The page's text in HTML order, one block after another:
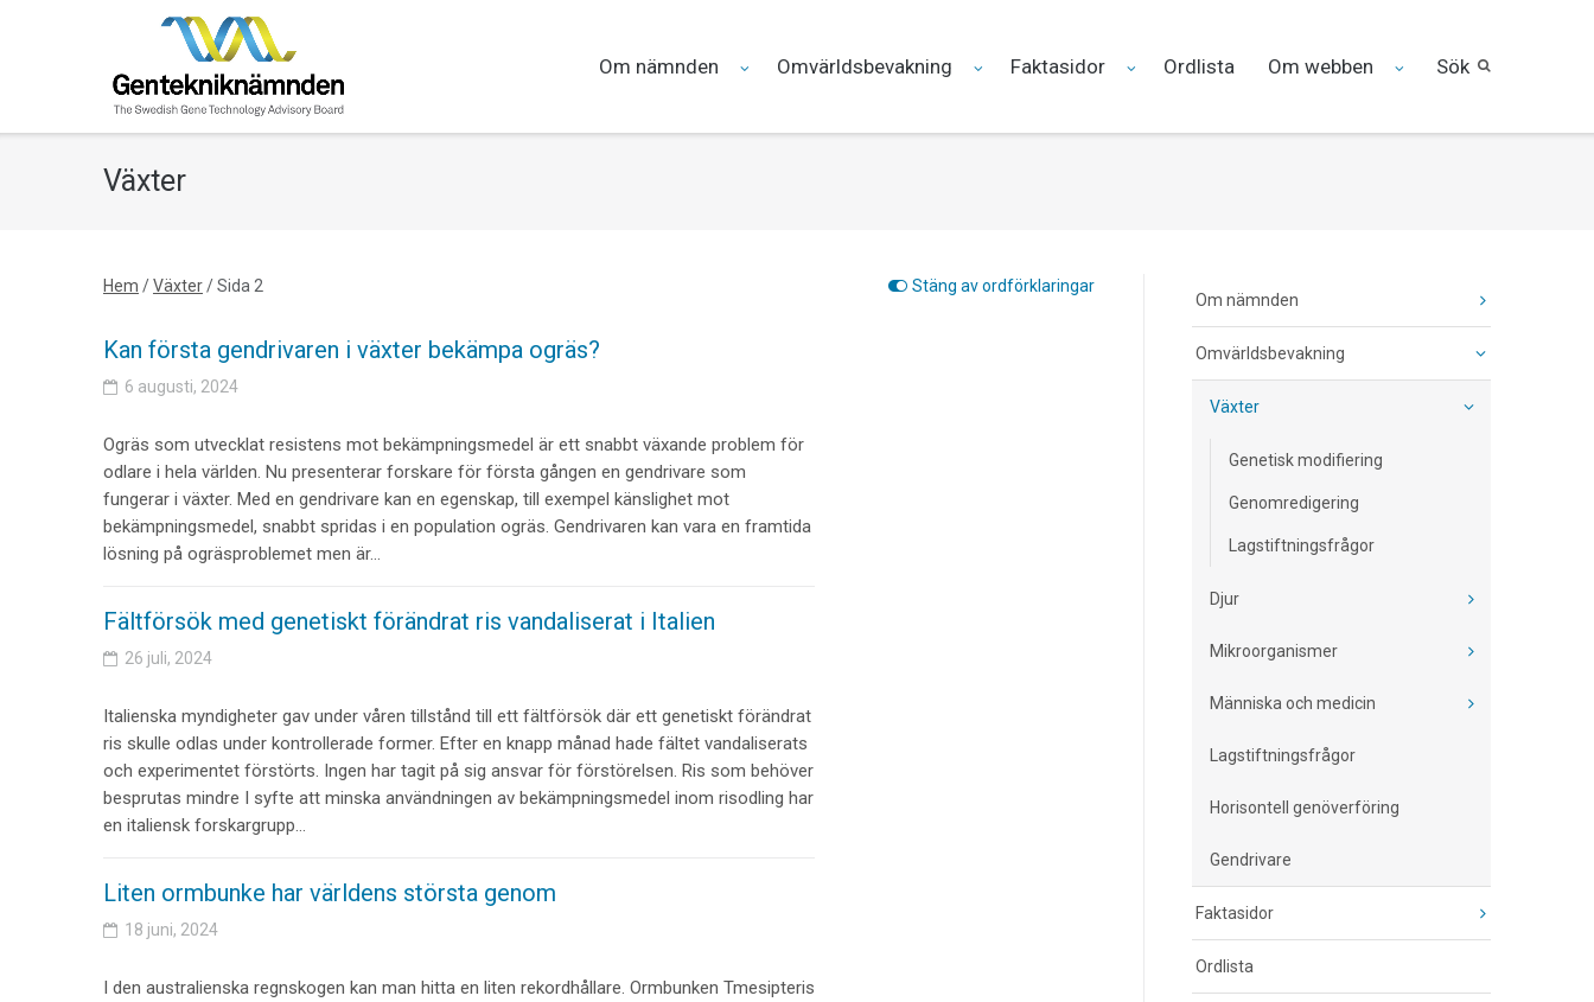
Om nämnden Omvärldsbevakning Faktasidor Ordlista Om webben Sök
Växter
Hem /Växter/Sida 2 Stäng av ordförklaringar
Kan första gendrivaren i växter bekämpa ogräs?
6 augusti, 2024
Ogräs som utvecklat resistens mot bekämpningsmedel är ett snabbt växande problem för
odlare i hela världen. Nu presenterar forskare för första gången en gendrivare som
fungerar i växter. Med en gendrivare kan en egenskap, till exempel känslighet mot
bekämpningsmedel, snabbt spridas i en population ogräs. Gendrivaren kan vara en framtida
lösning på ogräsproblemet men är…
Fältförsök med genetiskt förändrat ris vandaliserat i Italien
26 juli, 2024
Italienska myndigheter gav under våren tillstånd till ett fältförsök där ett genetiskt förändrat
ris skulle odlas under kontrollerade former. Efter en knapp månad hade fältet vandaliserats
och experimentet förstörts. Ingen har tagit på sig ansvar för förstörelsen. Ris som behöver
besprutas mindre I syfte att minska användningen av bekämpningsmedel inom risodling har
en italiensk forskargrupp…
Liten ormbunke har världens största genom
18 juni, 2024
I den australienska regnskogen kan man hitta en liten rekordhållare. Ormbunken Tmesipteris
Om nämnden
Omvärldsbevakning
Växter
Genetisk modifiering
Genomredigering
Lagstiftningsfrågor
Djur
Mikroorganismer
Människa och medicin
Lagstiftningsfrågor
Horisontell genöverföring
Gendrivare
Faktasidor
Ordlista